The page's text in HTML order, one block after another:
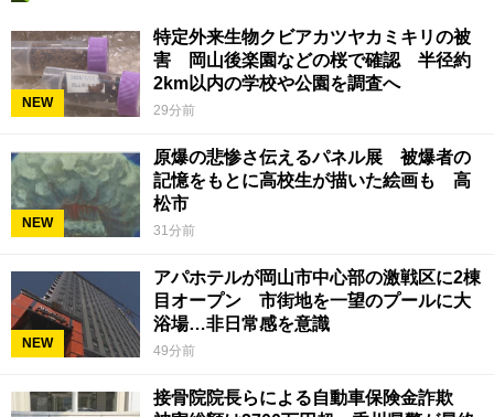
NEW
特定外来生物クビアカツヤカミキリの被
害 岡山後楽園などの桜で確認 半径約
2km以内の学校や公園を調査へ
29分前
NEW
原爆の悲惨さ伝えるパネル展 被爆者の
記憶をもとに高校生が描いた絵画も 高
松市
31分前
NEW
アパホテルが岡山市中心部の激戦区に2棟
目オープン 市街地を一望のプールに大
浴場…非日常感を意識
49分前
接骨院院長らによる自動車保険金詐欺